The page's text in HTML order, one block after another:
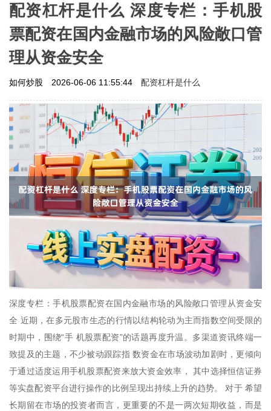
配资杠杆是什么 深度专栏：手机股
票配资在国内金融市场的风险敞口管
理从资金安全
如何炒股 2026-06-06 11:55:44 配资杠杆是什么
深度专栏：手机股票配资在国内金融市场的风险敞口管理从资金安
全 近期，在多元股市生态的行情以结构轮动为主而指数空间受限的
时期中，围绕“手 机股票配资”的话题再度升温。多渠道资讯终端一
致提及的主题，不少被动跟踪指 数资金在市场波动加剧时，更倾向
于通过适度运用手机股票配资来放大资金效率， 其中选择恒信证券
等实盘配资平台进行操作的比例呈现出持续上升的趋势。 对于 希望
长期留在市场的投资者而言，更重要的不是一两次短期收益，而是